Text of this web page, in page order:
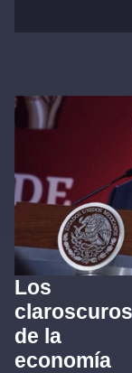
Los
claroscuros
de la
economía